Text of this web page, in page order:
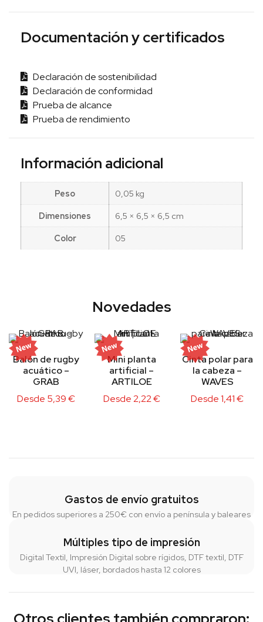
Documentación y certificados
Declaración de sostenibilidad
Declaración de conformidad
Prueba de alcance
Prueba de rendimiento
Información adicional
Peso
0,05 kg
Dimensiones
6,5 × 6,5 × 6,5 cm
Color
05
Novedades
Balón de rugby
acuático –
GRAB
Desde 5,39€
Mini planta
artificial –
ARTILOE
Desde2,22€
Cinta polar para
la cabeza –
WAVES
Desde1,41€
Gastos de envío gratuitos
En pedidos superiores a 250€ con envío a península y baleares
Múltiples tipo de impresión
Digital Textil, Impresión Digital sobre rígidos, DTF textil, DTF
UVI, láser, bordados hasta 12 colores